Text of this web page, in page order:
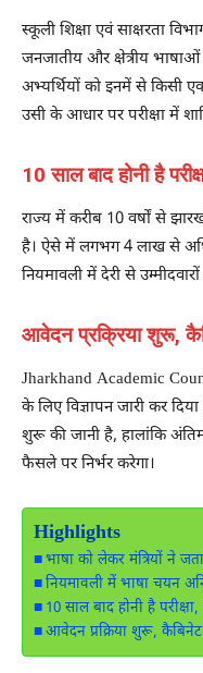
स्कूली शिक्षा एवं साक्षरता
जनजातीय और क्षेत्रीय
अभ्यर्थियों को इनमें से किसी
उसी के आधार पर परीक्षा में
10 साल बाद होनी है
राज्य में करीब 10 वर्षों से
है। ऐसे में लगभग 4 लाख से
नियमावली में देरी से
आवेदन प्रक्रिया शुरू,
Jharkhand Academic
के लिए विज्ञापन जारी कर
शुरू की जानी है, हालांकि
फैसले पर निर्भर करेगा।
Highlights
भाषा को लेकर मंत्रियों ने
नियमावली में भाषा चयन
10 साल बाद होनी है
आवेदन प्रक्रिया शुरू,